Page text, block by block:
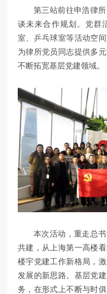
第三站前往申浩律
谈未来合作规划。党群
室、乒乓球室等活动空
为律所党员同志提供多
不断拓宽基层党建领域。
本次活动，重走总
共建，从上海第一高楼
楼宇党建工作新格局，
发展的新思路。基层党
务，在形式上不断与时